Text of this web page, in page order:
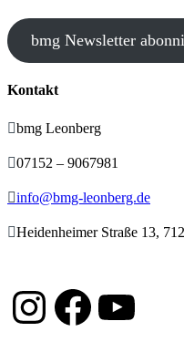
bmg Newsletter
Kontakt
bmg Leonberg
07152 – 9067981
info@bmg-leonberg.de
Heidenheimer Straße 13,
Instagram